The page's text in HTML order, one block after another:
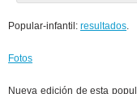
Popular-infantil: resultados.
Fotos
Nueva edición de esta